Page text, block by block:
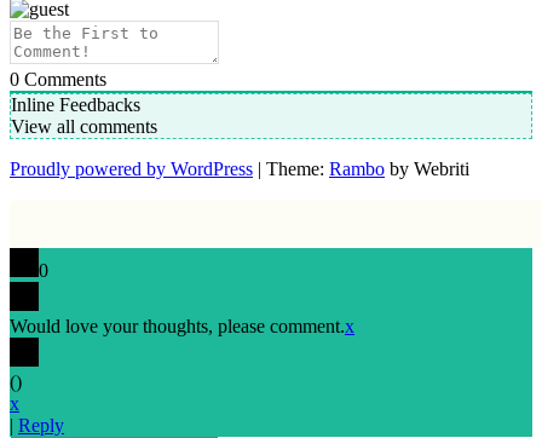
0 Comments
Inline Feedbacks
View all comments
Proudly powered by WordPress | Theme: Rambo by Webriti
0
Would love your thoughts, please comment.x
()
x
| Reply